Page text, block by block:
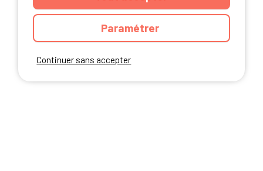
Continuer sans accepter
Paramétrer